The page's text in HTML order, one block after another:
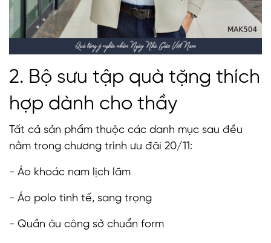
2. Bộ sưu tập quà tặng thích
hợp dành cho thầy
Tất cả sản phẩm thuộc các danh mục sau đều
nằm trong chương trình ưu đãi 20/11:
- Áo khoác nam lịch lãm
- Áo polo tinh tế, sang trọng
- Quần âu công sở chuẩn form